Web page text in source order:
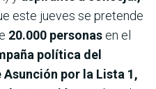
este jueves se pretende
20.000 personas en el
política del
por la Lista 1,